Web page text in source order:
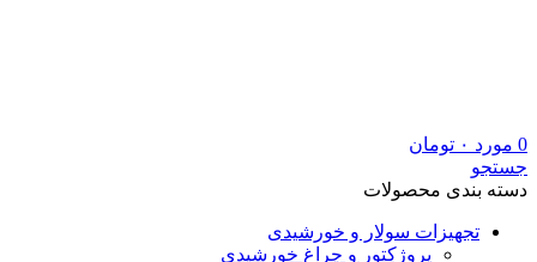
0 مورد ۰ تومان
جستجو
دسته بندی محصولات
تجهیزات سولار و خورشیدی
پروژکتور و چراغ خورشیدی